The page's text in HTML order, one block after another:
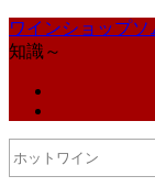
ワインショップソ
知識～